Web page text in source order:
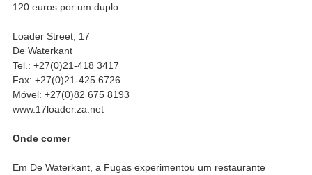
120 euros por um duplo.
Loader Street, 17
De Waterkant
Tel.: +27(0)21-418 3417
Fax: +27(0)21-425 6726
Móvel: +27(0)82 675 8193
www.17loader.za.net
Onde comer
Em De Waterkant, a Fugas experimentou um restaurante